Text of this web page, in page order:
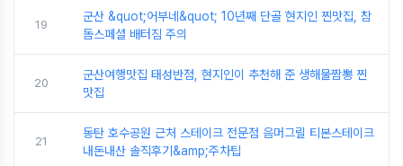
19
군산 &quot;어부네&quot; 10년째 단골 현지인 찐맛집, 참
돔스페셜 배터짐 주의
20
군산여행맛집 태성반점, 현지인이 추천해 준 생해물짬뽕 찐
맛집
21
동탄 호수공원 근처 스테이크 전문점 음머그릴 티본스테이크
내돈내산 솔직후기&amp;주차팁